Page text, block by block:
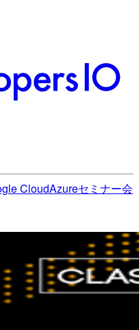
CloudAzureセミナー会